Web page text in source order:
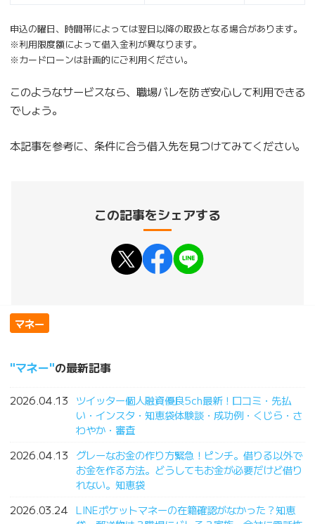
申込の曜日、時間帯によっては翌日以降の取扱となる場合があります。
※利用限度額によって借入金利が異なります。
※カードローンは計画的にご利用ください。
このようなサービスなら、職場バレを防ぎ安心して利用できる
でしょう。
本記事を参考に、条件に合う借入先を見つけてみてください。
この記事をシェアする
マネー
マネー の最新記事
2026.04.13
ツイッター個人融資優良5ch最新！口コミ・先払
い・インスタ・知恵袋体験談・成功例・くじら・さ
わやか・審査
2026.04.13
グレーなお金の作り方緊急！ピンチ。借りる以外で
お金を作る方法。どうしてもお金が必要だけど借り
れない。知恵袋
2026.03.24 LINEポケットマネーの在籍確認がなかった？知恵